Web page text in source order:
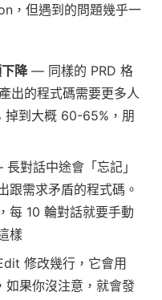
，但遇到的問題幾乎一
降— 同樣的 PRD 格
出的程式碼需要更多人
掉到大概 60-65%，朋
對話中途會「忘記」
跟需求矛盾的程式碼。
每 10 輪對話就要手動
樣
修改幾行，它會用
果你沒注意，就會發